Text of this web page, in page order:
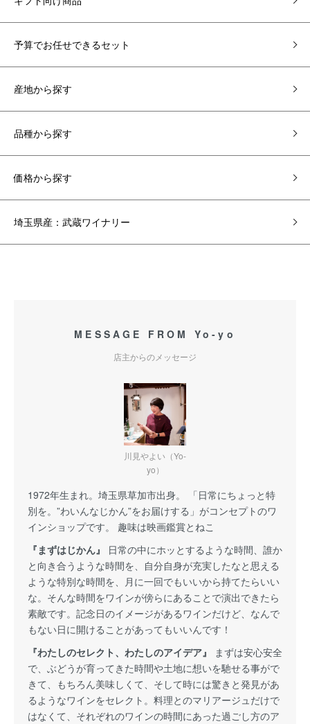
予算でお任せできるセット
産地から探す
品種から探す
価格から探す
埼玉県産：武蔵ワイナリー
MESSAGE FROM Yo-yo
店主からのメッセージ
川見やよい（Yo-
yo）
1972年生まれ。埼玉県草加市出身。 「日常にちょっと特
別を。”わいんなじかん”をお届けする」がコンセプトのワ
インショップです。 趣味は映画鑑賞とねこ
『まずはじかん』
日常の中にホッとするような時間、誰か
と向き合うような時間を、自分自身が充実したなと思える
ような特別な時間を、月に一回でもいいから持てたらいい
な。そんな時間をワインが傍らにあることで演出できたら
素敵です。記念日のイメージがあるワインだけど、なんで
もない日に開けることがあってもいいんです！
『わたしのセレクト、わたしのアイデア』
まずは安心安全
で、ぶどうが育ってきた時間や土地に想いを馳せる事がで
きて、もちろん美味しくて、そして時には驚きと発見があ
るようなワインをセレクト。料理とのマリアージュだけで
はなくて、それぞれのワインの時間にあった過ごし方のア